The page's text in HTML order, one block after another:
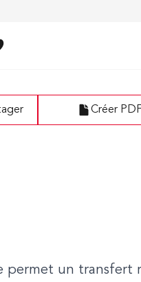
Créer
permet un transfert